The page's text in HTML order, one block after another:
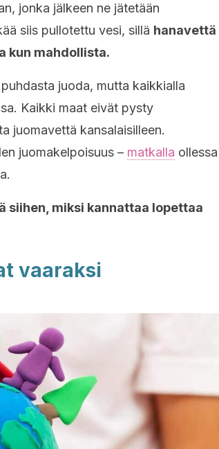
jonka jälkeen ne jätetään
siis pullotettu vesi, sillä hanavettä
kun mahdollista.
juoda, mutta kaikkialla
Kaikki maat eivät pysty
juomavettä kansalaisilleen.
juomakelpoisuus – matkalla ollessa
siihen, miksi kannattaa lopettaa
vaaraksi